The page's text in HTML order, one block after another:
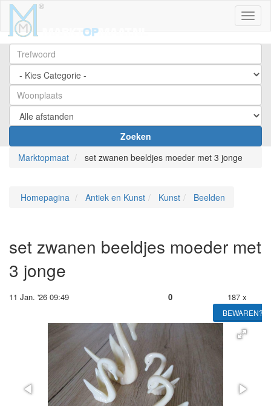
Zoeken
Marktopmaat
set zwanen beeldjes moeder met 3 jonge
Homepagina Antiek en Kunst Kunst Beelden
set zwanen beeldjes moeder met
3 jonge
11 Jan. '26 09:49 0 187 x
BEWAREN?